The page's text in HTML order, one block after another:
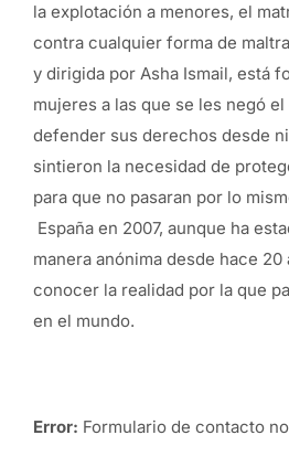
la explotación a menores, el
contra cualquier forma de
y dirigida por Asha Ismail, está
mujeres a las que se les negó
defender sus derechos desde
sintieron la necesidad de
para que no pasaran por lo
España en 2007, aunque ha
manera anónima desde hace 20
conocer la realidad por la que
en el mundo.
Error: Formulario de contacto